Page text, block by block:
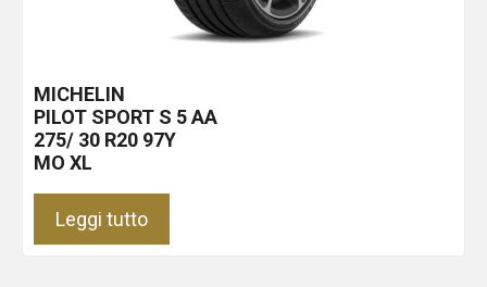
MICHELIN
PILOT SPORT S 5AA
275/ 30 R20 97Y
MO XL
Leggi tutto